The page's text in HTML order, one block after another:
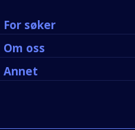
For søker
Om oss
Annet